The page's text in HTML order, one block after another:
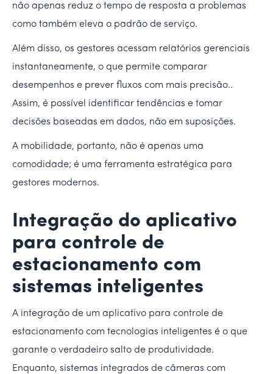
não apenas reduz o tempo de resposta a problemas
como também eleva o padrão de serviço.
Além disso, os gestores acessam relatórios gerenciais
instantaneamente, o que permite comparar
desempenhos e prever fluxos com mais precisão..
Assim, é possível identificar tendências e tomar
decisões baseadas em dados, não em suposições.
A mobilidade, portanto, não é apenas uma
comodidade; é uma ferramenta estratégica para
gestores modernos.
Integração do aplicativo
para controle de
estacionamento com
sistemas inteligentes
A integração de um aplicativo para controle de
estacionamento com tecnologias inteligentes é o que
garante o verdadeiro salto de produtividade.
Enquanto, sistemas integrados de câmeras com